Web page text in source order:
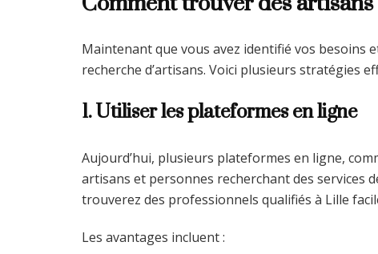
Maintenant que vous avez identifié vos besoins
recherche d’artisans. Voici plusieurs stratégies
1. Utiliser les plateformes en ligne
Aujourd’hui, plusieurs plateformes en ligne,
artisans et personnes recherchant des services
trouverez des professionnels qualifiés à Lille
Les avantages incluent :